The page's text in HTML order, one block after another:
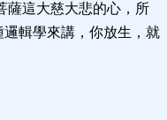
薩這大慈大悲的心，所
輯學來講，你放生，就